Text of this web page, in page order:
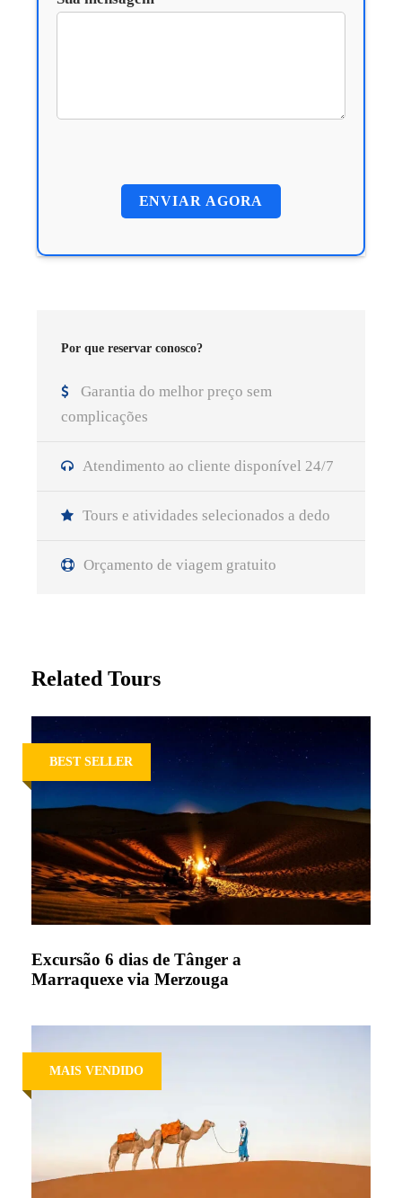
Por que reservar conosco?
Garantia do melhor preço sem
complicações
Atendimento ao cliente disponível 24/7
Tours e atividades selecionados a dedo
Orçamento de viagem gratuito
Related Tours
BEST SELLER
Excursão 6 dias de Tânger a
Marraquexe via Merzouga
MAIS VENDIDO